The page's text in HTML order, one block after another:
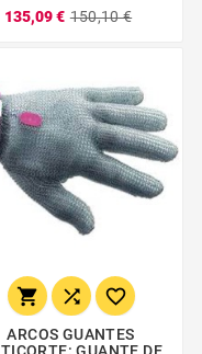
135,09 € 150,10 €
  
ARCOS GUANTES